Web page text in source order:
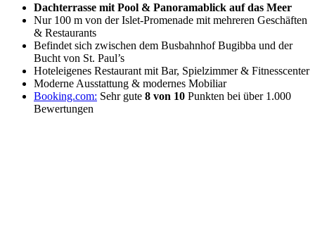
Dachterrasse mit Pool & Panoramablick auf das Meer
Nur 100 m von der Islet-Promenade mit mehreren Geschäften
& Restaurants
Befindet sich zwischen dem Busbahnhof Bugibba und der
Bucht von St. Paul’s
Hoteleigenes Restaurant mit Bar, Spielzimmer & Fitnesscenter
Moderne Ausstattung & modernes Mobiliar
Booking.com: Sehr gute 8 von 10 Punkten bei über 1.000
Bewertungen